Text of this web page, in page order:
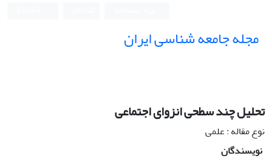
مجله جامعه شناسی ایران
تحلیل چند سطحی انزوای اجتماعی
نوع مقاله : علمی
نویسندگان